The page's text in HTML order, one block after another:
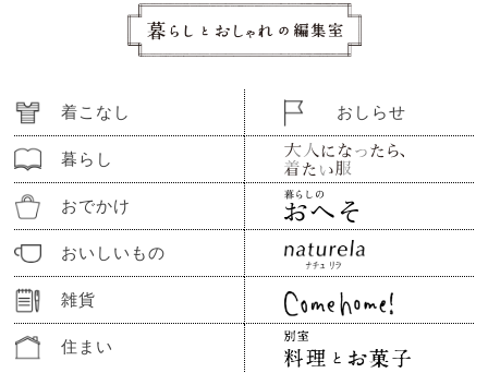
着こなし
暮らし
おでかけ
おいしいもの
雑貨
住まい
おしらせ